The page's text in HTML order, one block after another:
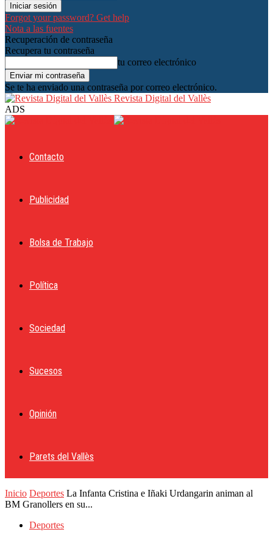
Forgot your password? Get help
Nota a las fuentes
Recuperación de contraseña
Recupera tu contraseña
tu correo electrónico
Se te ha enviado una contraseña por correo electrónico.
Revista Digital del Vallès
ADS
Contacto
Publicidad
Bolsa de Trabajo
Política
Sociedad
Sucesos
Opinión
Parets del Vallès
Inicio Deportes La Infanta Cristina e Iñaki Urdangarin animan al
BM Granollers en su...
Deportes